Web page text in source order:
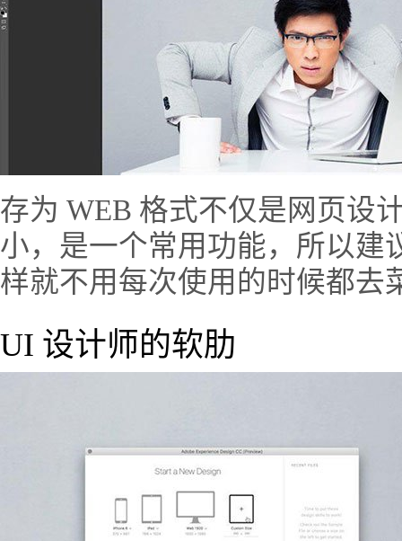
存为 WEB 格式不仅是网页设
小，是一个常用功能，所以建
样就不用每次使用的时候都去
UI 设计师的软肋